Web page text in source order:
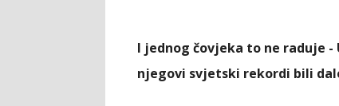
I jednog čovjeka to ne raduje
njegovi svjetski rekordi bili